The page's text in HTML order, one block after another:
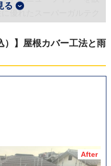
優れたスーパーガルテク
ヌキ工法を行いました。
得済みの金属製下地「エ
了となります。
もっと見る
る
）】屋根カバー工法と雨